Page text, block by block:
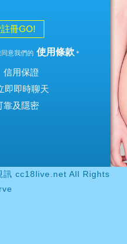
冊GO!
意我們的 使用條款＊
信用保證
即即時聊天
靠及隱密
訊 cc18live.net All Rights